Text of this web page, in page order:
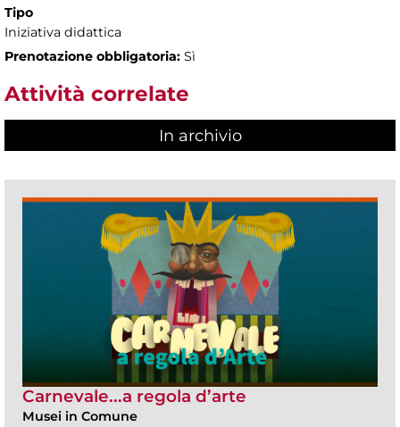
Tipo
Iniziativa didattica
Prenotazione obbligatoria: Sì
Attività correlate
In archivio
Carnevale...a regola d’arte
Musei in Comune